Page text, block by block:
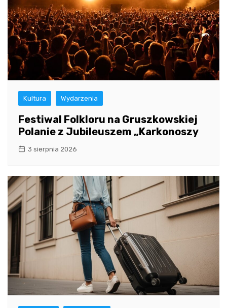
Kultura Wydarzenia
Festiwal Folkloru na Gruszkowskiej
Polanie z Jubileuszem „Karkonoszy
3 sierpnia 2026